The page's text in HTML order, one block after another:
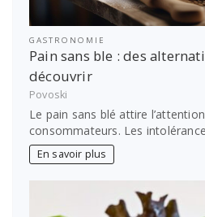
GASTRONOMIE
Pain sans ble : des
découvrir
Povoski
Le pain sans blé attire
consommateurs. Les
En savoir plus